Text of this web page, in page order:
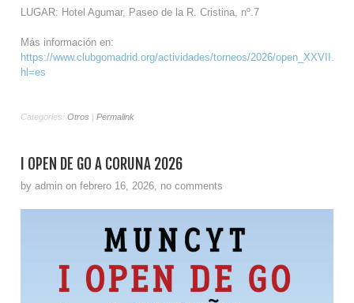
LUGAR: Hotel Agumar, Paseo de la R. Cristina, nº.7
Más información en:
https://www.clubgomadrid.org/actividades/torneos/2026/
hl=es
Categories: Otros Permalink
I OPEN DE GO A CORUÑA 2026
by admin on febrero 16, 2026, no comments